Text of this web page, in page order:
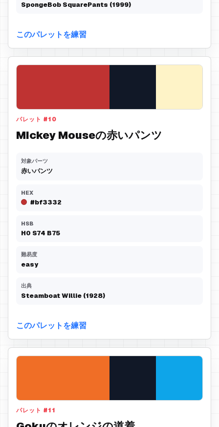
SpongeBob SquarePants (1999)
このパレットを練習
パレット #10
Mickey Mouseの赤いパンツ
対象パーツ
赤いパンツ
HEX
#bf3332
HSB
H0 S74 B75
難易度
easy
出典
Steamboat Willie (1928)
このパレットを練習
パレット #11